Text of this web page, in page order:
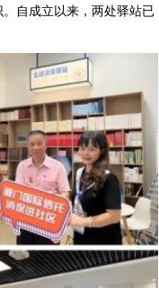
自成立以来，两处驿站已